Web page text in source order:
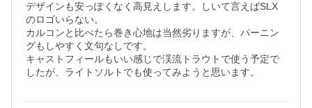
デザインも安っぽくなく高見えします。しいて言えばSLX
のロゴいらない。
カルコンと比べたら巻き心地は当然劣りますが、パーニン
グもしやすく文句なしです。
キャストフィールもいい感じで渓流トラウトで使う予定で
したが、ライトソルトでも使ってみようと思います。